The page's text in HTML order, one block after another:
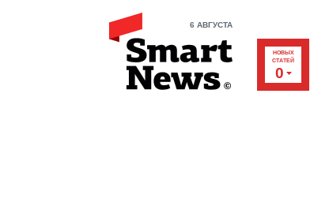
6 АВГУСТА
НОВЫХ
СТАТЕЙ
0